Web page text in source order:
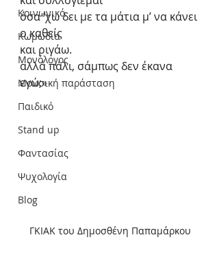
Κοινωνικό
Κωμωδία
Μονόλογος
Μουσική παράσταση
Παιδικό
Stand up
Φαντασίας
Ψυχολογία
Blog
όσα ’χω δει με τα μάτια μ’ να κάνει
ο καθείς
και ριγάω.
αλλά πάλι, σάμπως δεν έκανα
εγώ;»
ΓΚΙΑΚ του Δημοσθένη Παπαμάρκου